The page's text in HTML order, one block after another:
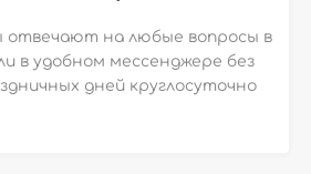
на любые вопросы в
в удобном мессенджере без
дней круглосуточно